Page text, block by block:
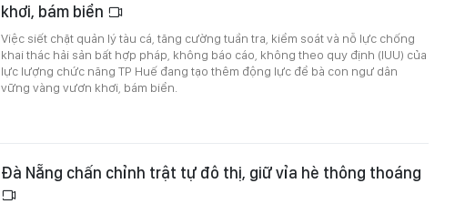
khơi, bám biển
Việc siết chặt quản lý tàu cá, tăng cường tuần tra, kiểm soát và nỗ lực chống
khai thác hải sản bất hợp pháp, không báo cáo, không theo quy định (IUU) của
lực lượng chức năng TP Huế đang tạo thêm động lực để bà con ngư dân
vững vàng vươn khơi, bám biển.
Đà Nẵng chấn chỉnh trật tự đô thị, giữ vỉa hè thông thoáng